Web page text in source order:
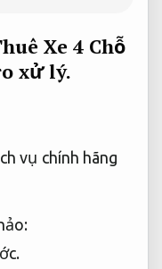
Xe 4 Chỗ
xử lý.
vụ chính hãng